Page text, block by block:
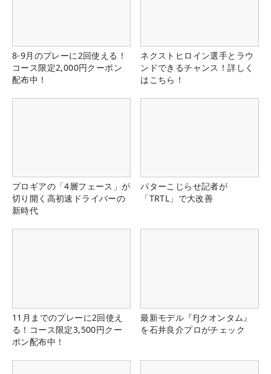
8-9月のプレーに2回使える！
コース限定2,000円クーポン
配布中！
ネクストヒロイン選手とラウ
ンドできるチャンス！詳しく
はこちら！
プロギアの「4層フェース」が
切り開く高初速ドライバーの
新時代
パターこじらせ記者が
「TRTL」で大改善
11月までのプレーに2回使え
る！コース限定3,500円クー
ポン配布中！
最新モデル『FJクオンタム』
を石井良介プロがチェック